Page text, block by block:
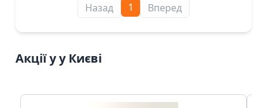
Назад 1 Вперед
Акції у у Києві